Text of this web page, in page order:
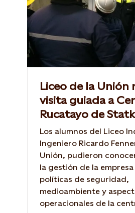
Liceo de la Unión
visita guiada a
Rucatayo de
Los alumnos del Liceo
Ingeniero Ricardo
Unión, pudieron
la gestión de la empresa
políticas de seguridad,
medioambiente y
operacionales de la